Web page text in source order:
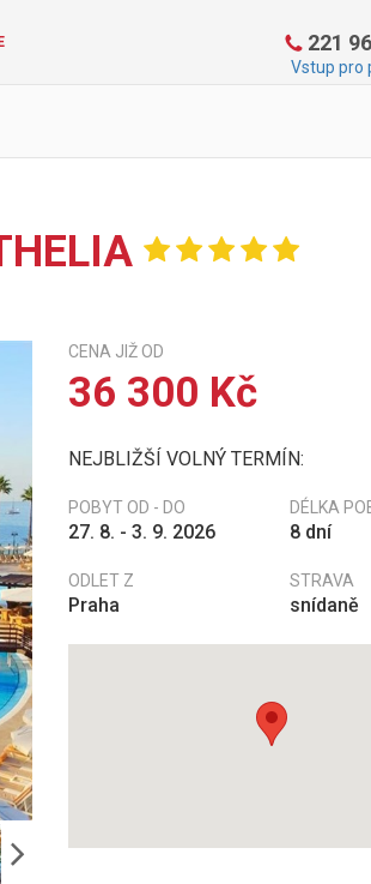
221
Vstup pro
CENA JIŽ OD
36 300 Kč
NEJBLIŽŠÍ VOLNÝ TERMÍN:
POBYT OD - DO
27. 8. - 3. 9. 2026
DÉLKA
8 dní
ODLET Z
Praha
STRAVA
snídaně